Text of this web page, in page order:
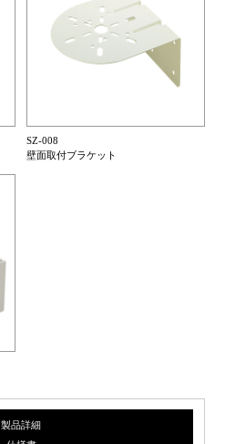
SZ-008
壁面取付ブラケット
製品詳細